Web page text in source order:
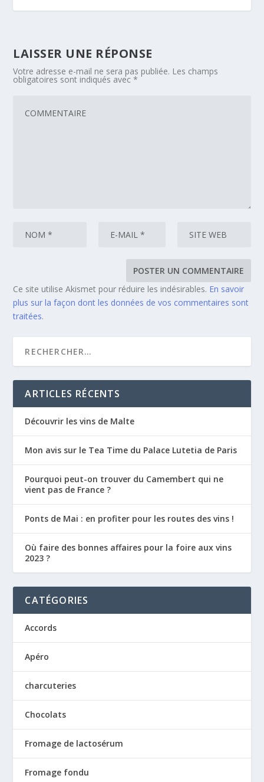
LAISSER UNE RÉPONSE
Votre adresse e-mail ne sera pas publiée. Les champs
obligatoires sont indiqués avec*
Ce site utilise Akismet pour réduire les indésirables. En savoir
plus sur la façon dont les données de vos commentaires sont
traitées.
ARTICLES RÉCENTS
Découvrir les vins de Malte
Mon avis sur le Tea Time du Palace Lutetia de Paris
Pourquoi peut-on trouver du Camembert qui ne
vient pas de France ?
Ponts de Mai : en profiter pour les routes des vins !
Où faire des bonnes affaires pour la foire aux vins
2023 ?
CATÉGORIES
Accords
Apéro
charcuteries
Chocolats
Fromage de lactosérum
Fromage fondu